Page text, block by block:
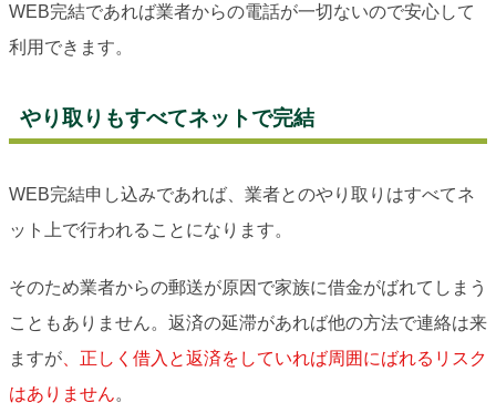
WEB完結であれば業者からの電話が一切ないので安心して
利用できます。
やり取りもすべてネットで完結
WEB完結申し込みであれば、業者とのやり取りはすべてネ
ット上で行われることになります。
そのため業者からの郵送が原因で家族に借金がばれてしまう
こともありません。返済の延滞があれば他の方法で連絡は来
ますが 、正しく借入と返済をしていれば周囲にばれるリスク
はありません。